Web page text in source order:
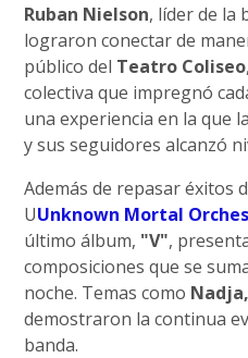
Ruban Nielson, líder de la
lograron conectar de
público del Teatro Coliseo
colectiva que impregnó
una experiencia en la que
y sus seguidores alcanzó
Además de repasar éxitos
UUnknown Mortal
último álbum, "V",
composiciones que se
noche. Temas como
demostraron la continua
banda.